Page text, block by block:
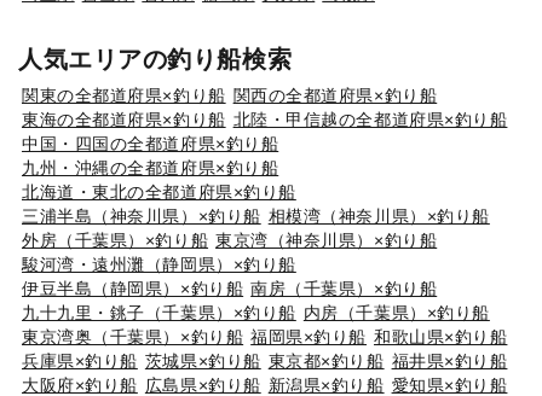
人気エリアの釣り船検索
関東の全都道府県×釣り船 関西の全都道府県×釣り船
東海の全都道府県×釣り船 北陸・甲信越の全都道府県×釣り船
中国・四国の全都道府県×釣り船
九州・沖縄の全都道府県×釣り船
北海道・東北の全都道府県×釣り船
三浦半島（神奈川県）×釣り船 相模湾（神奈川県）×釣り船
外房（千葉県）×釣り船 東京湾（神奈川県）×釣り船
駿河湾・遠州灘（静岡県）×釣り船
伊豆半島（静岡県）×釣り船 南房（千葉県）×釣り船
九十九里・銚子（千葉県）×釣り船 内房（千葉県）×釣り船
東京湾奥（千葉県）×釣り船 福岡県×釣り船 和歌山県×釣り船
兵庫県×釣り船 茨城県×釣り船 東京都×釣り船 福井県×釣り船
大阪府×釣り船 広島県×釣り船 新潟県×釣り船 愛知県×釣り船